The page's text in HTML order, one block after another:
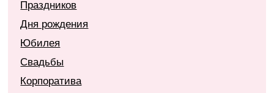
Праздников
Дня рождения
Юбилея
Свадьбы
Корпоратива